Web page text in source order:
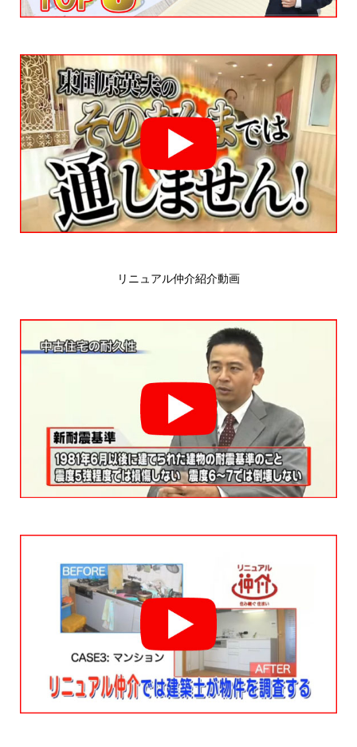
リニュアル仲介紹介動画